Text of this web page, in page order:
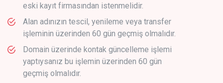
eski kayıt firmasından istenmelidir.
Alan adınızın tescil, yenileme veya transfer
işleminin üzerinden 60 gün geçmiş olmalıdır.
Domain üzerinde kontak güncelleme işlemi
yaptıysanız bu işlemin üzerinden 60 gün
geçmiş olmalıdır.